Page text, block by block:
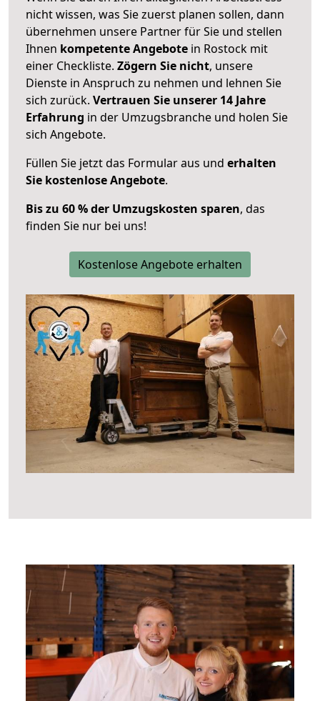
nicht wissen, was Sie zuerst planen sollen, dann
übernehmen unsere Partner für Sie und stellen
Ihnen kompetente Angebote in Rostock mit
einer Checkliste. Zögern Sie nicht, unsere
Dienste in Anspruch zu nehmen und lehnen Sie
sich zurück. Vertrauen Sie unserer 14 Jahre
Erfahrung in der Umzugsbranche und holen Sie
sich Angebote.
Füllen Sie jetzt das Formular aus und erhalten
Sie kostenlose Angebote.
Bis zu 60 % der Umzugskosten sparen, das
finden Sie nur bei uns!
Kostenlose Angebote erhalten